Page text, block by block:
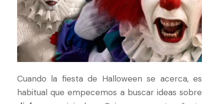
Cuando la fiesta de Halloween se acerca, es
habitual que empecemos a buscar ideas sobre